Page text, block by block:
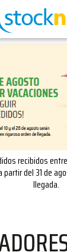
recibidos
del 31 de
llegada.